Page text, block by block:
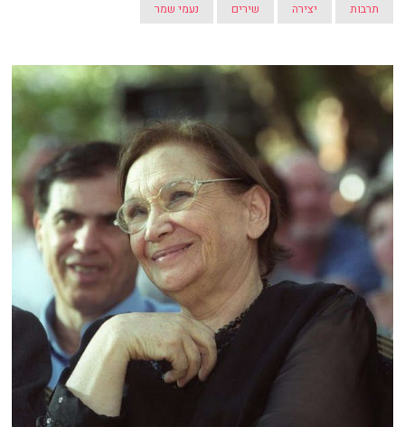
תרבות יצירה שירים נעמי שמר